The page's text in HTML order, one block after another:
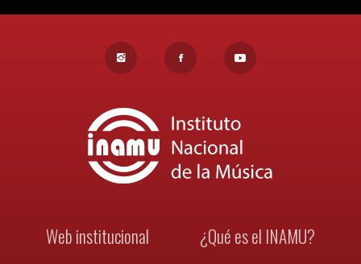
Web institucional
¿Qué es el INAMU?